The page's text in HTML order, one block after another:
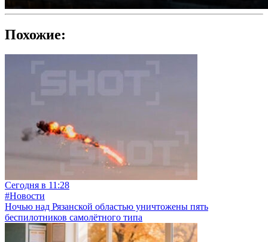
Похожие:
Сегодня в 11:28
#Новости
Ночью над Рязанской областью уничтожены пять
беспилотников самолётного типа